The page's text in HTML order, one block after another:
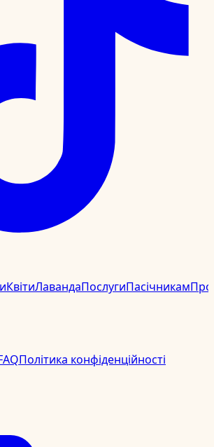
КвітиЛавандаПослугиПасічникамПро
Політика конфіденційності